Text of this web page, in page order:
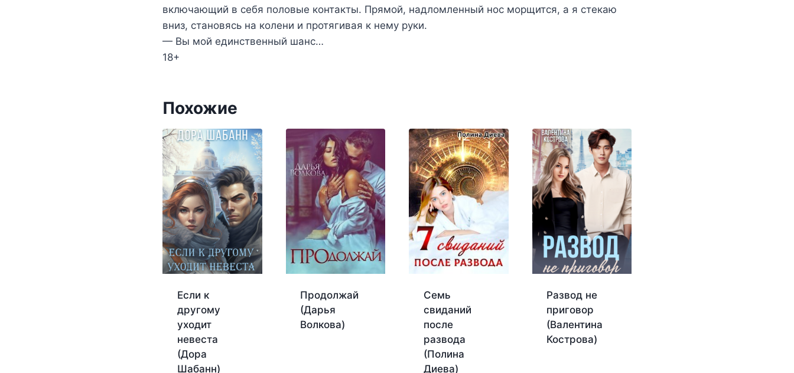
включающий в себя половые контакты. Прямой, надломленный нос морщится, а я стекаю
вниз, становясь на колени и протягивая к нему руки.
— Вы мой единственный шанс…
18+
Похожие
Если к
другому
уходит
невеста
(Дора
Шабанн)
Продолжай
(Дарья
Волкова)
Семь
свиданий
после
развода
(Полина
Диева)
Развод не
приговор
(Валентина
Кострова)